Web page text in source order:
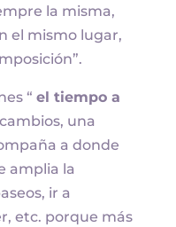
la misma,
el mismo lugar,
“ el tiempo a
una
a donde
amplia la
ir a
etc. porque más